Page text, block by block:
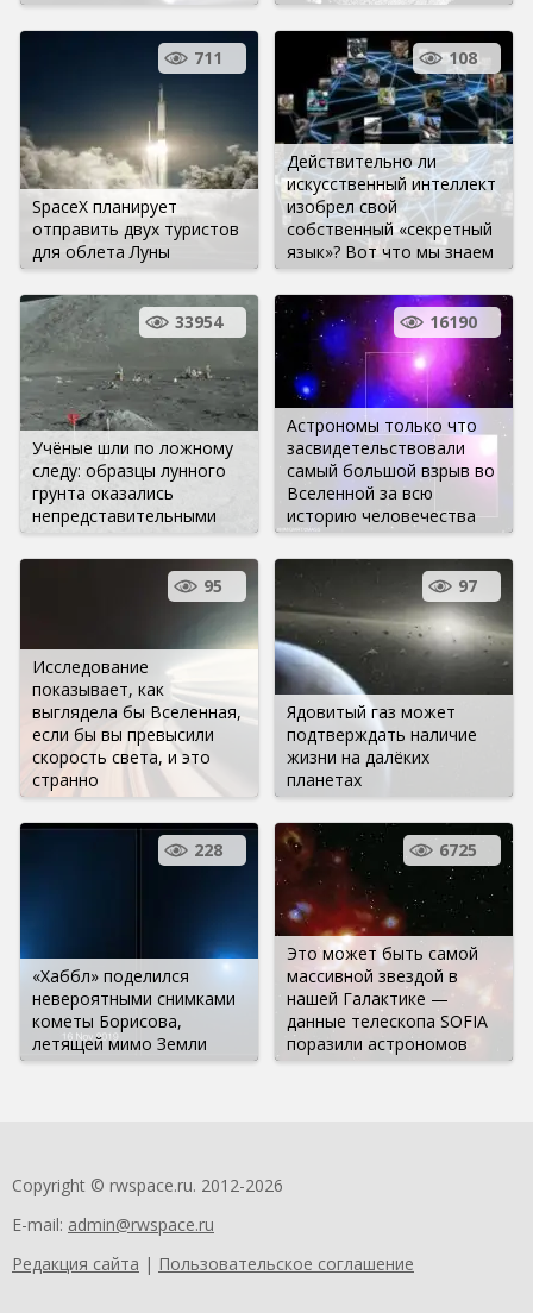
SpaceX планирует
отправить двух туристов
для облета Луны
711
Действительно ли
искусственный интеллект
изобрел свой
собственный «секретный
язык»? Вот что мы знаем
108
Учёные шли по ложному
следу: образцы лунного
грунта оказались
непредставительными
33954
Астрономы только что
засвидетельствовали
самый большой взрыв во
Вселенной за всю
историю человечества
16190
Исследование
показывает, как
выглядела бы Вселенная,
если бы вы превысили
скорость света, и это
странно
95
Ядовитый газ может
подтверждать наличие
жизни на далёких
планетах
97
«Хаббл» поделился
невероятными снимками
кометы Борисова,
летящей мимо Земли
228
Это может быть самой
массивной звездой в
нашей Галактике —
данные телескопа SOFIA
поразили астрономов
6725
Copyright © rwspace.ru. 2012-2026
E-mail: admin@rwspace.ru
Редакция сайта | Пользовательское соглашение